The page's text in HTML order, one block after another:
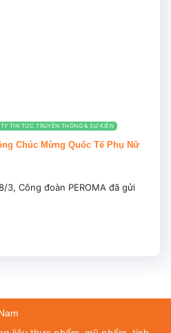
TIN TỨC TRUYỀN THÔNG & SỰ KIỆN
Chúc Mừng Quốc Tế Phụ Nữ
3, Công đoàn PEROMA đã gửi